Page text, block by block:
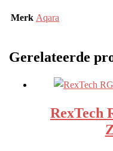
Merk Aqara
Gerelateerde
RexTech